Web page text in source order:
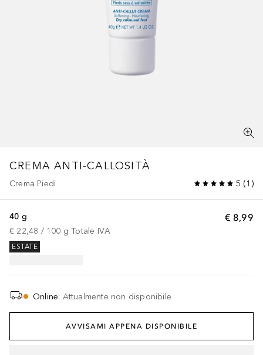
CREMA ANTI-CALLOSITÀ
Crema Piedi 5 (1 )
€ 8,99
40 g
€ 22,48 / 100 g Totale IVA
ESTATE
Online: Attualmente non disponibile
AVVISAMI APPENA DISPONIBILE